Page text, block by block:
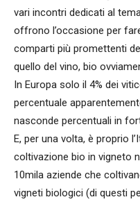
vari incontri dedicati al
offrono l’occasione per
comparti più promettenti
quello del vino, bio
In Europa solo il 4% dei
percentuale
nasconde percentuali in
E, per una volta, è proprio
coltivazione bio in vigneto
10mila aziende che
vigneti biologici (di questi